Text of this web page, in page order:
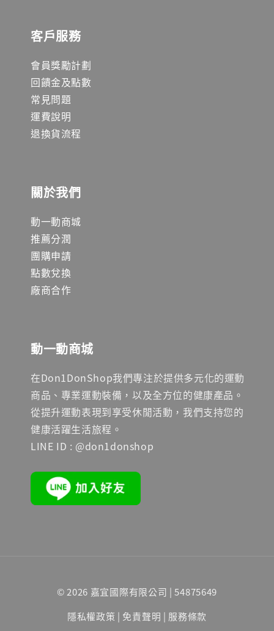
客戶服務
會員獎勵計劃
回饋金及點數
常見問題
運費說明
退換貨流程
關於我們
動一動商城
推薦分潤
團購申請
點數兌換
廠商合作
動一動商城
在Don1DonShop我們專注於提供多元化的運動
商品、專業運動裝備，以及全方位的健康產品。
從提升運動表現到享受休閒活動，我們支持您的
健康活躍生活旅程。
LINE ID : @don1donshop
© 2026 嘉宜國際有限公司 | 54875649
隱私權政策 | 免責聲明 | 服務條款